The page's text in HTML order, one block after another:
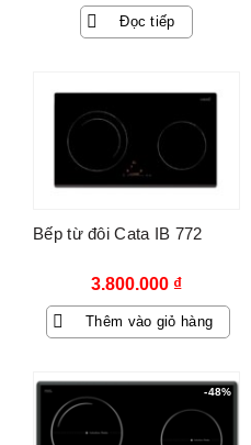
Đọc tiếp
Bếp từ đôi Cata IB 772
3.800.000 ₫
Thêm vào giỏ hàng
-48%